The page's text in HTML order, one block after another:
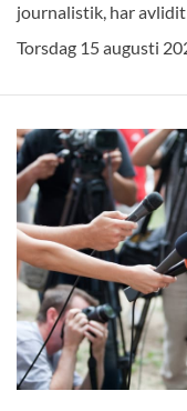
journalistik, har
Torsdag 15 augusti